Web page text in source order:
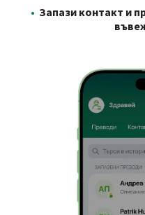
• Запази контакт и